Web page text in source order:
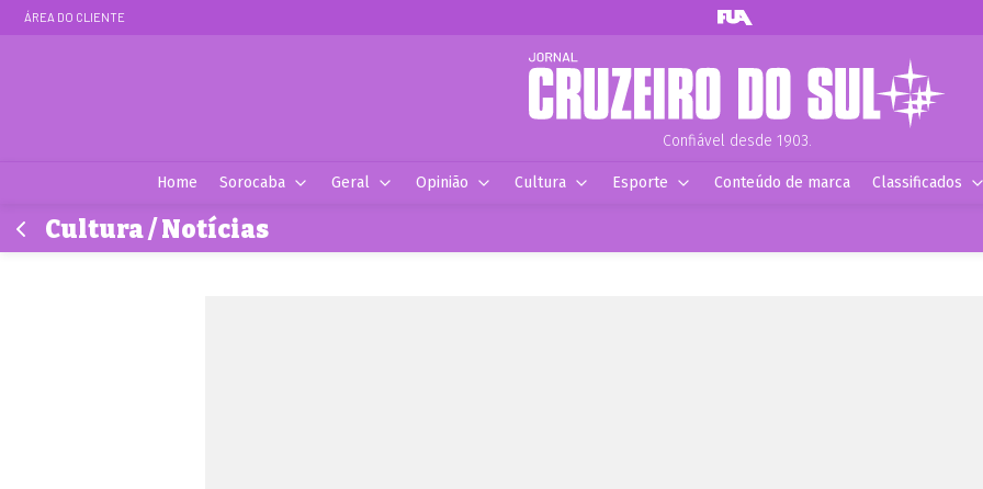
ÁREA DO CLIENTE
Confiável desde 1903.
Home Sorocaba Geral Opinião Cultura Esporte Conteúdo de marca Classificados
Cultura / Notícias